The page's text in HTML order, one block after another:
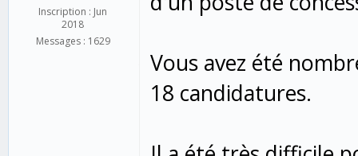
Inscription : Jun
2018
Messages : 1629
Vous avez été
18 candidatures.